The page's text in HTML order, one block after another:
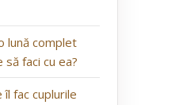
lună complet
să faci cu ea?
îl fac cuplurile